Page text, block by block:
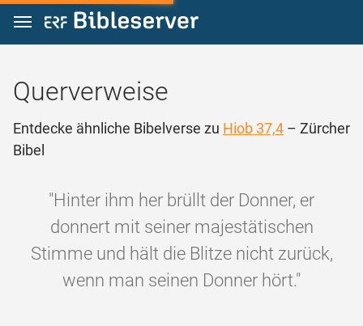
Zum Inhalt springen
Querverweise
Entdecke ähnliche Bibelverse zu Hiob 37,4 – Zürcher
Bibel
"Hinter ihm her brüllt der Donner, er
donnert mit seiner majestätischen
Stimme und hält die Blitze nicht zurück,
wenn man seinen Donner hört."